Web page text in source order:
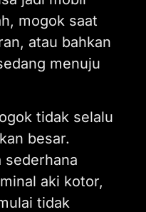
mogok saat
atau bahkan
menuju
tidak selalu
besar.
sederhana
aki kotor,
tidak